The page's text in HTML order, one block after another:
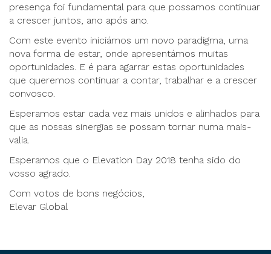
presença foi fundamental para que possamos continuar
a crescer juntos, ano após ano.
Com este evento iniciámos um novo paradigma, uma
nova forma de estar, onde apresentámos muitas
oportunidades. E é para agarrar estas oportunidades
que queremos continuar a contar, trabalhar e a crescer
convosco.
Esperamos estar cada vez mais unidos e alinhados para
que as nossas sinergias se possam tornar numa mais-
valia.
Esperamos que o Elevation Day 2018 tenha sido do
vosso agrado.
Com votos de bons negócios,
Elevar Global